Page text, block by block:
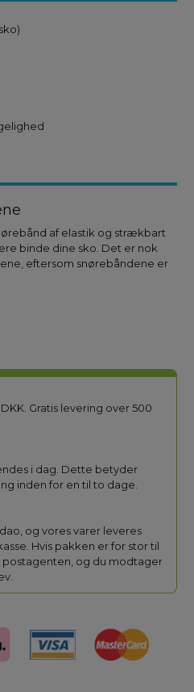
af elastik og strækbart
binde dine sko. Det er nok
eftersom snørebåndene er
Gratis levering over 500
i dag. Dette betyder
inden for en til to dage.
og vores varer leveres
Hvis pakken er for stor til
postagenten, og du modtager